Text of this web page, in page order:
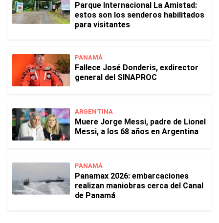
Parque Internacional La Amistad:
estos son los senderos habilitados
para visitantes
PANAMÁ
Fallece José Donderis, exdirector
general del SINAPROC
ARGENTINA
Muere Jorge Messi, padre de Lionel
Messi, a los 68 años en Argentina
PANAMÁ
Panamax 2026: embarcaciones
realizan maniobras cerca del Canal
de Panamá